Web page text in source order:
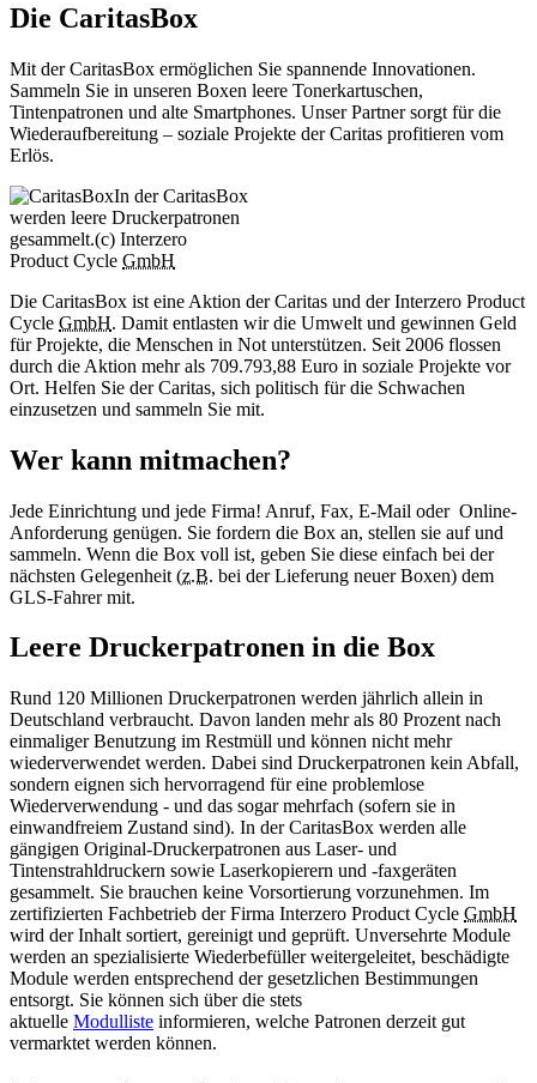
Die CaritasBox
Mit der CaritasBox ermöglichen Sie spannende Innovationen.
Sammeln Sie in unseren Boxen leere Tonerkartuschen,
Tintenpatronen und alte Smartphones. Unser Partner sorgt für die
Wiederaufbereitung – soziale Projekte der Caritas profitieren vom
Erlös.
In der CaritasBox
werden leere Druckerpatronen
gesammelt.(c) Interzero
Product Cycle GmbH
Die CaritasBox ist eine Aktion der Caritas und der Interzero Product
Cycle GmbH. Damit entlasten wir die Umwelt und gewinnen Geld
für Projekte, die Menschen in Not unterstützen. Seit 2006 flossen
durch die Aktion mehr als 709.793,88 Euro in soziale Projekte vor
Ort. Helfen Sie der Caritas, sich politisch für die Schwachen
einzusetzen und sammeln Sie mit.
Wer kann mitmachen?
Jede Einrichtung und jede Firma! Anruf, Fax, E-Mail oder Online-
Anforderung genügen. Sie fordern die Box an, stellen sie auf und
sammeln. Wenn die Box voll ist, geben Sie diese einfach bei der
nächsten Gelegenheit (z.B. bei der Lieferung neuer Boxen) dem
GLS-Fahrer mit.
Leere Druckerpatronen in die Box
Rund 120 Millionen Druckerpatronen werden jährlich allein in
Deutschland verbraucht. Davon landen mehr als 80 Prozent nach
einmaliger Benutzung im Restmüll und können nicht mehr
wiederverwendet werden. Dabei sind Druckerpatronen kein Abfall,
sondern eignen sich hervorragend für eine problemlose
Wiederverwendung - und das sogar mehrfach (sofern sie in
einwandfreiem Zustand sind). In der CaritasBox werden alle
gängigen Original-Druckerpatronen aus Laser- und
Tintenstrahldruckern sowie Laserkopierern und -faxgeräten
gesammelt. Sie brauchen keine Vorsortierung vorzunehmen. Im
zertifizierten Fachbetrieb der Firma Interzero Product Cycle GmbH
wird der Inhalt sortiert, gereinigt und geprüft. Unversehrte Module
werden an spezialisierte Wiederbefüller weitergeleitet, beschädigte
Module werden entsprechend der gesetzlichen Bestimmungen
entsorgt. Sie können sich über die stets
aktuelle Modulliste informieren, welche Patronen derzeit gut
vermarktet werden können.